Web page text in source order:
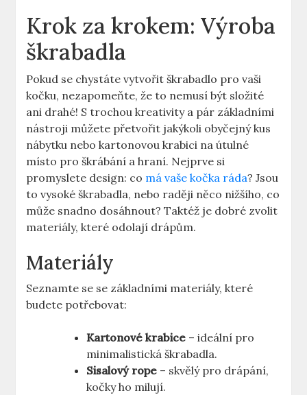
Krok za krokem: Výroba
škrabadla
Pokud se chystáte vytvořit škrabadlo pro vaši
kočku, nezapomeňte, že to nemusí být složité
ani drahé! S trochou kreativity a pár základními
nástroji můžete přetvořit jakýkoli obyčejný kus
nábytku nebo kartonovou krabici na útulné
místo pro škrábání a hraní. Nejprve si
promyslete design: co má vaše kočka ráda? Jsou
to vysoké škrabadla, nebo raději něco nižšího, co
může snadno dosáhnout? Taktéž je dobré zvolit
materiály, které odolají drápům.
Materiály
Seznamte se se základními materiály, které
budete potřebovat:
Kartonové krabice – ideální pro
minimalistická škrabadla.
Sisalový rope – skvělý pro drápání,
kočky ho milují.